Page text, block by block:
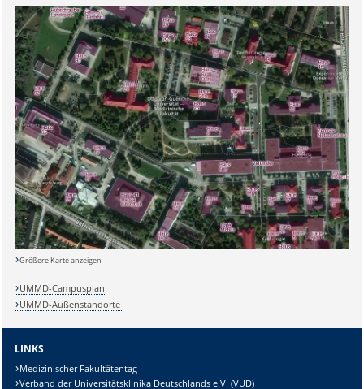
Größere Karte anzeigen
UMMD-Campusplan
UMMD-Außenstandorte
LINKS
Medizinischer Fakultätentag
Verband der Universitätsklinika Deutschlands e.V. (VUD)